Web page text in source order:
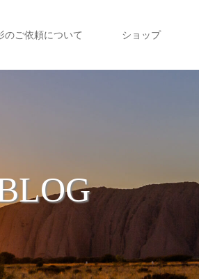
のご依頼について ショップ